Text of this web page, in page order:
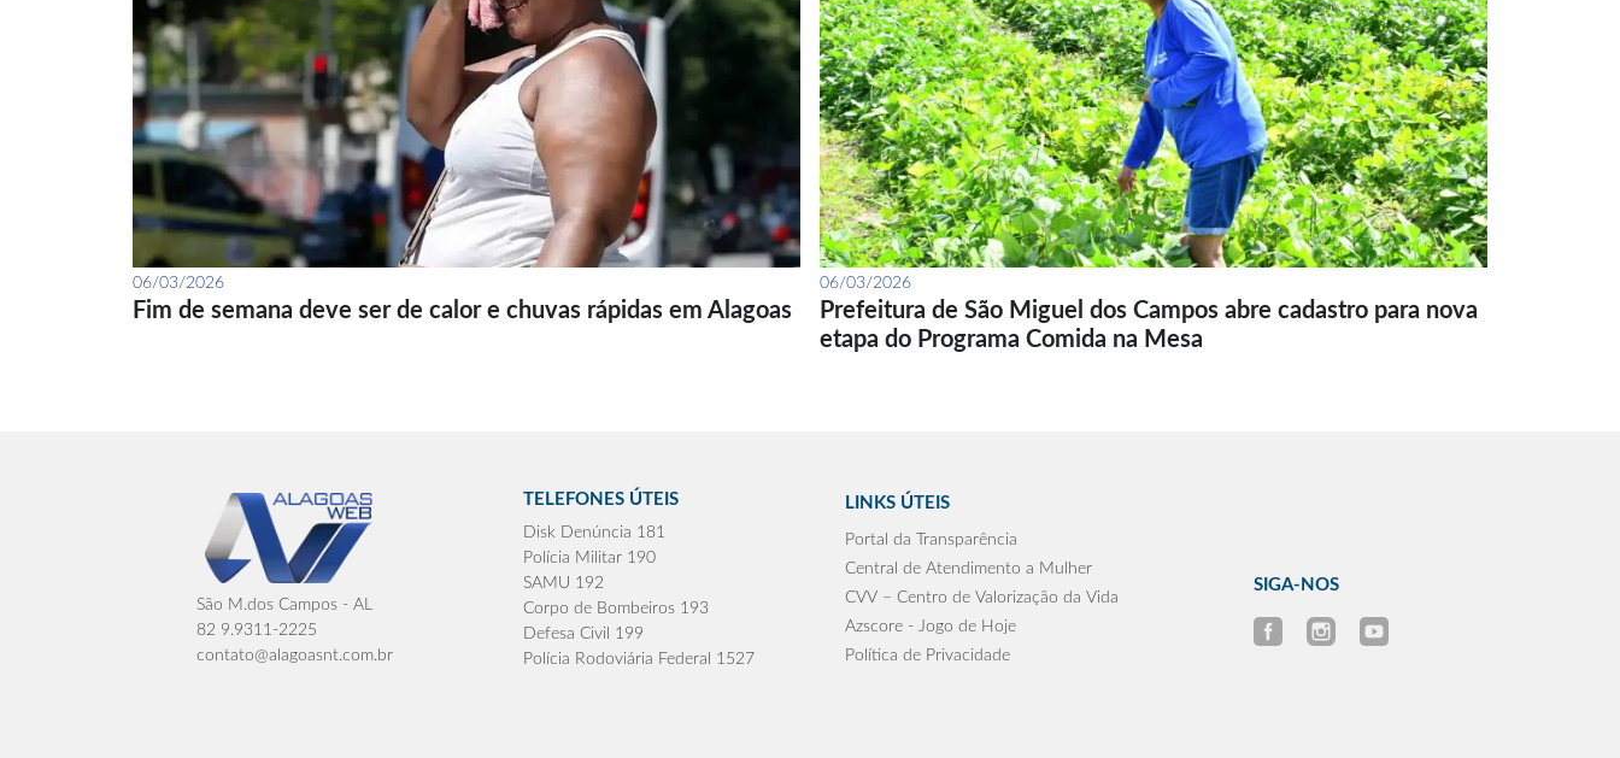
06/03/2026
Fim de semana deve ser de calor e chuvas rápidas em Alagoas
06/03/2026
Prefeitura de São Miguel dos Campos abre cadastro para nova
etapa do Programa Comida na Mesa
São M.dos Campos - AL
82 9.9311-2225
contato@alagoasnt.com.br
TELEFONES ÚTEIS
Disk Denúncia 181
Polícia Militar 190
SAMU 192
Corpo de Bombeiros 193
Defesa Civil 199
Polícia Rodoviária Federal 1527
LINKS ÚTEIS
Portal da Transparência
Central de Atendimento a Mulher
CVV – Centro de Valorização da Vida
Azscore - Jogo de Hoje
Política de Privacidade
SIGA-NOS